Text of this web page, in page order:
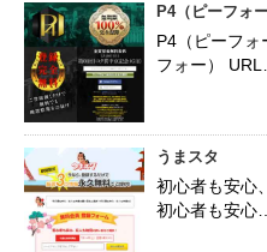
P4（ピーフォー
P4（ピーフォ
フォー）
うまスタ
初心者も安心
初心者も安心…